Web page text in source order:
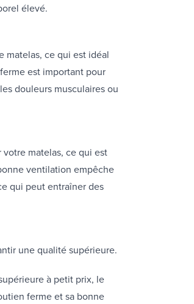
élevé.
matelas, ce qui est idéal
est important pour
douleurs musculaires ou
matelas, ce qui est
ventilation empêche
qui peut entraîner des
une qualité supérieure.
à petit prix, le
ferme et sa bonne